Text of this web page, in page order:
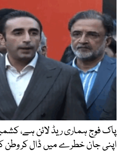
پاک فوج ہماری ریڈ لائن ہے،
اپنی جان خطرے میں ڈال کر وطن کا